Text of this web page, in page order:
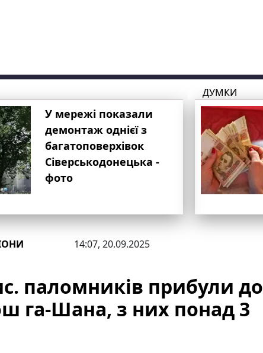
У мережі показали
демонтаж однієї з
багатоповерхівок
Сіверськодонецька -
фото
ДУМКИ
14:07, 20.09.2025
паломників прибули до
га-Шана, з них понад 3